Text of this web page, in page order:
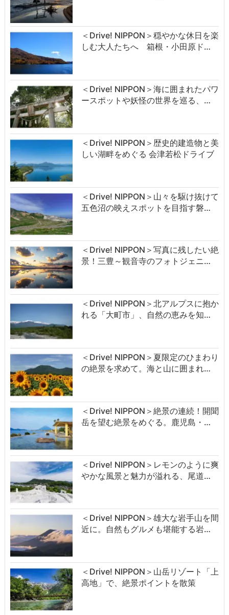
＜Drive! NIPPON＞穏やかな休日を楽
しむ大人たちへ 箱根・小田原ド…
＜Drive! NIPPON＞海に囲まれたパワ
ースポットや妖怪の世界を巡る、…
＜Drive! NIPPON＞歴史的建造物と美
しい湖畔をめぐる 会津若松ドライブ
＜Drive! NIPPON＞山々を駆け抜けて
五色沼の映えスポットを目指す磐…
＜Drive! NIPPON＞写真に残したい絶
景！三豊～観音寺のフォトジェニ…
＜Drive! NIPPON＞北アルプスに抱か
れる「大町市」、自然の恵みを知…
＜Drive! NIPPON＞夏限定のひまわり
の絶景を求めて。海と山に囲まれ…
＜Drive! NIPPON＞絶景の連続！開聞
岳を望む絶景をめぐる。鹿児島・…
＜Drive! NIPPON＞レモンのように爽
やかな風景と魅力が溢れる、尾道…
＜Drive! NIPPON＞雄大な岩手山を間
近に。自然もグルメも堪能する岩…
＜Drive! NIPPON＞山岳リゾート「上
高地」で、絶景ポイントを散策